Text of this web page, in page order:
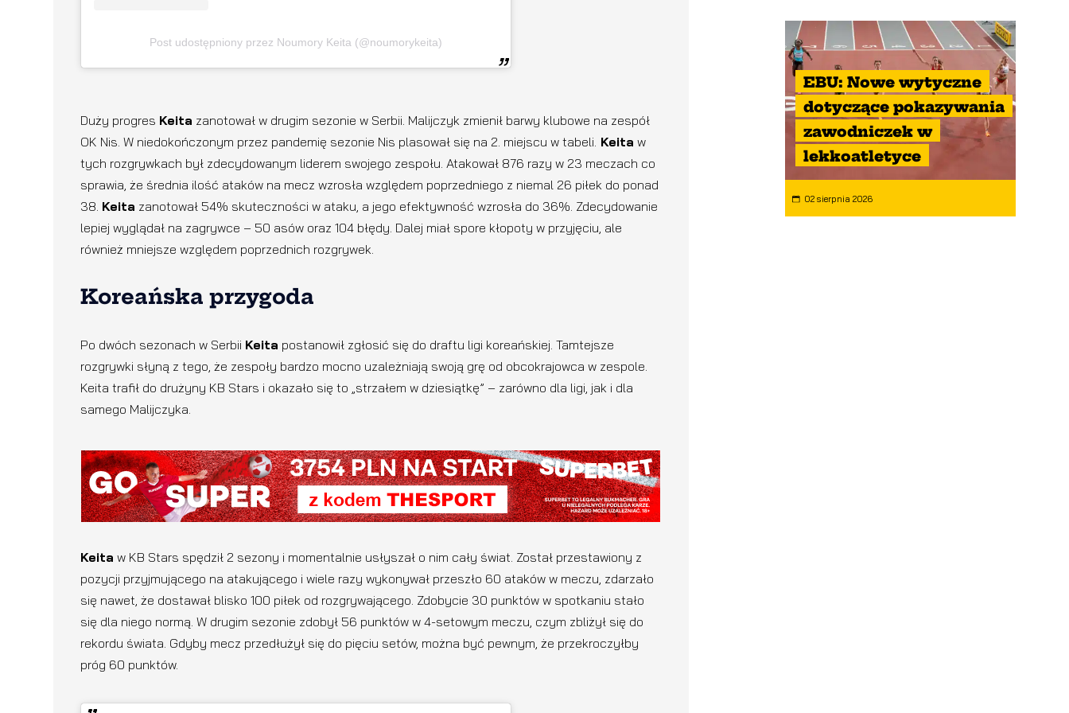
Post udostępniony przez Noumory Keita (@noumorykeita)
Duży progres Keita zanotował w drugim sezonie w Serbii. Malijczyk zmienił barwy klubowe na zespół
OK Nis. W niedokończonym przez pandemię sezonie Nis plasował się na 2. miejscu w tabeli. Keita w
tych rozgrywkach był zdecydowanym liderem swojego zespołu. Atakował 876 razy w 23 meczach co
sprawia, że średnia ilość ataków na mecz wzrosła względem poprzedniego z niemal 26 piłek do ponad
38. Keita zanotował 54% skuteczności w ataku, a jego efektywność wzrosła do 36%. Zdecydowanie
lepiej wyglądał na zagrywce – 50 asów oraz 104 błędy. Dalej miał spore kłopoty w przyjęciu, ale
również mniejsze względem poprzednich rozgrywek.
Koreańska przygoda
Po dwóch sezonach w Serbii Keita postanowił zgłosić się do draftu ligi koreańskiej. Tamtejsze
rozgrywki słyną z tego, że zespoły bardzo mocno uzależniają swoją grę od obcokrajowca w zespole.
Keita trafił do drużyny KB Stars i okazało się to „strzałem w dziesiątkę” – zarówno dla ligi, jak i dla
samego Malijczyka.
Keita w KB Stars spędził 2 sezony i momentalnie usłyszał o nim cały świat. Został przestawiony z
pozycji przyjmującego na atakującego i wiele razy wykonywał przeszło 60 ataków w meczu, zdarzało
się nawet, że dostawał blisko 100 piłek od rozgrywającego. Zdobycie 30 punktów w spotkaniu stało
się dla niego normą. W drugim sezonie zdobył 56 punktów w 4-setowym meczu, czym zbliżył się do
rekordu świata. Gdyby mecz przedłużył się do pięciu setów, można być pewnym, że przekroczyłby
próg 60 punktów.
EBU: Nowe wytyczne
dotyczące pokazywania
zawodniczek w
lekkoatletyce
02 sierpnia 2026